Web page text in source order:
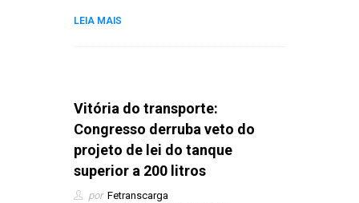
LEIA MAIS
Vitória do transporte:
Congresso derruba veto do
projeto de lei do tanque
superior a 200 litros
por Fetranscarga